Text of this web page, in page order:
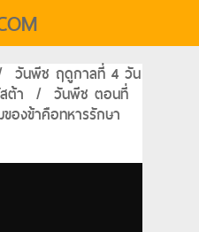
วันพีช ฤดูกาลที่ 4 วัน
ต้า / วันพีช ตอนที่
องข้าคือทหารรักษา